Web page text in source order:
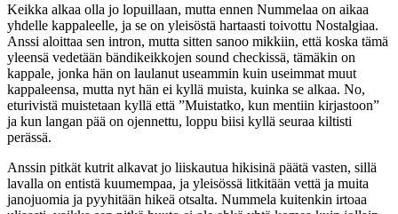
Keikka alkaa olla jo lopuillaan, mutta ennen Nummelaa on aikaa
yhdelle kappaleelle, ja se on yleisöstä hartaasti toivottu Nostalgiaa.
Anssi aloittaa sen intron, mutta sitten sanoo mikkiin, että koska tämä
yleensä vedetään bändikeikkojen sound checkissä, tämäkin on
kappale, jonka hän on laulanut useammin kuin useimmat muut
kappaleensa, mutta nyt hän ei kyllä muista, kuinka se alkaa. No,
eturivistä muistetaan kyllä että ”Muistatko, kun mentiin kirjastoon”
ja kun langan pää on ojennettu, loppu biisi kyllä seuraa kiltisti
perässä.
Anssin pitkät kutrit alkavat jo liiskautua hikisinä päätä vasten, sillä
lavalla on entistä kuumempaa, ja yleisössä litkitään vettä ja muita
janojuomia ja pyyhitään hikeä otsalta. Nummela kuitenkin irtoaa